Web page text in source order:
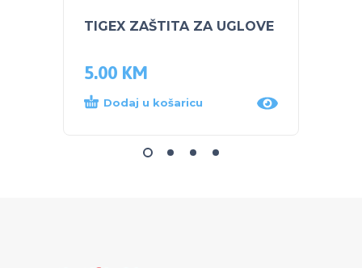
TIGEX ZAŠTITA ZA UGLOVE
5.00 KM
Dodaj u košaricu